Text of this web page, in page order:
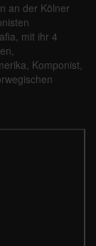
an der Kölner
mit ihr 4
Komponist,